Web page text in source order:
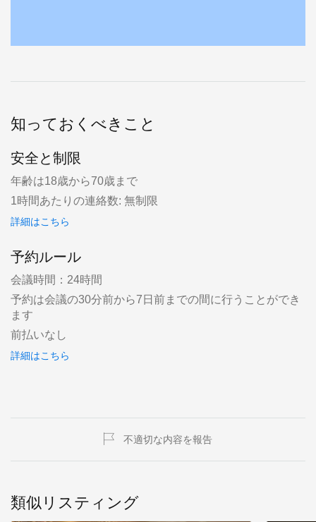
知っておくべきこと
安全と制限
年齢は18歳から70歳まで
1時間あたりの連絡数: 無制限
詳細はこちら
予約ルール
会議時間：24時間
予約は会議の30分前から7日前までの間に行うことができ
ます
前払いなし
詳細はこちら
不適切な内容を報告
類似リスティング